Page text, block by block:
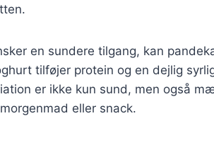
en sundere tilgang, kan
tilføjer protein og en dejlig
er ikke kun sund, men også
eller snack.